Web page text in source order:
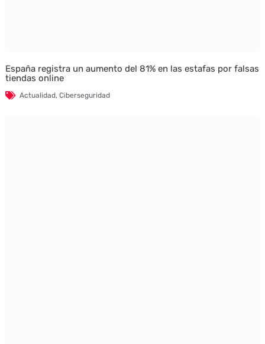
España registra un aumento del 81% en las estafas por falsas
tiendas online
Actualidad, Ciberseguridad